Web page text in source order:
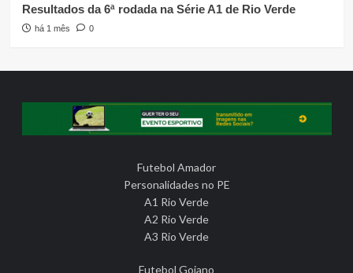
Resultados da 6ª rodada na Série A1 de Rio Verde
há 1 mês 0
Futebol Amador
Personalidades no PE
A1 Rio Verde
A2 Rio Verde
A3 Rio Verde
Futebol Goiano